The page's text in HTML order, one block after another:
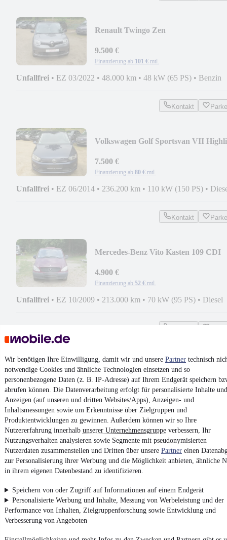
Wir benötigen Ihre Einwilligung, damit wir und unsere Partner technisch
notwendige Cookies und ähnliche Technologien einsetzen und so
personenbezogene Daten (z. B. IP-Adresse) auf Ihrem Endgerät speichern
abrufen können. Die Datenverarbeitung erfolgt für personalisierte Inhalte und
Anzeigen (auf unseren und dritten Websites/Apps), Anzeigen- und
Inhaltsmessungen sowie um Erkenntnisse über Zielgruppen und
Produktentwicklungen zu gewinnen. Außerdem können wir so Ihre
Nutzererfahrung innerhalb unserer Unternehmensgruppe verbessern, Ihr
Nutzungsverhalten analysieren sowie Segmente mit pseudonymisierten
Nutzerdaten zusammenstellen und Dritten über unsere Partner einen
zur Personalisierung ihrer Werbung und die Möglichkeit anbieten, ähnliche
in ihrem eigenen Datenbestand zu identifizieren.
Speichern von oder Zugriff auf Informationen auf einem Endgerät
Personalisierte Werbung und Inhalte, Messung von Werbeleistung und der
Performance von Inhalten, Zielgruppenforschung sowie Entwicklung und
Verbesserung von Angeboten
Renault Twingo Zen
9.500 €
Finanzierung ab 101 € mtl.
Unfallfrei • EZ 03/2022 • 48.000 km • 48 kW (65 PS) • Benzin
Kontakt
Volkswagen Golf Sportsvan VII
7.500 €
Finanzierung ab 80 € mtl.
Unfallfrei • EZ 06/2014 • 236.200 km • 110 kW (150 PS) •
Kontakt
Mercedes-Benz Vito Kasten 109 CDI
4.900 €
Finanzierung ab 52 € mtl.
Unfallfrei • EZ 10/2009 • 213.000 km • 70 kW (95 PS) • Diesel
MwSt. ausweisbar
4.6 Sterne
Nutze mobile.de schnell und einfach
App installieren
Impressum
AGB
Datenschutz
Datenschutzeinstellungen